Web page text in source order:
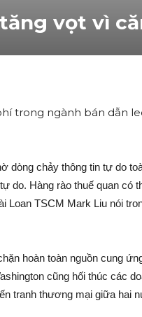
vọt vì
trong ngành bán dẫn
dòng chảy thông tin tự do
do. Hàng rào thuế quan có
Loan TSCM Mark Liu nói
hoàn toàn nguồn cung
cũng hối thúc các
tranh thương mại giữa hai